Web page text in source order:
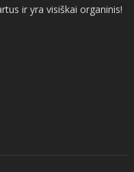
ir yra visiškai organinis!